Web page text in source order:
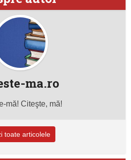
ma.ro
mă! Citeşte, mă!
toate articolele